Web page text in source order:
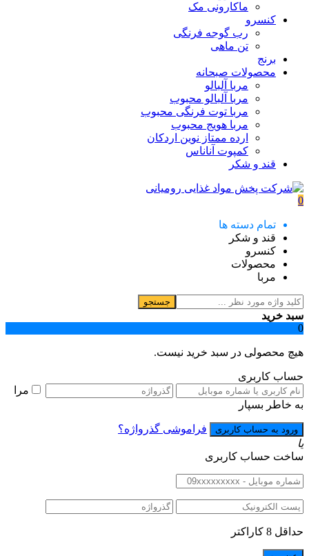
ماکارونی مک
کنسرو
رب گوجه فرنگی
تن ماهی
برنج
محصولات صبحانه
مربا آلبالو
مربا آلبالو محبوب
مربا توت فرنگی محبوب
مربا هویج محبوب
ارده ممتاز نوین اردکان
کمپوت آناناس
قند و شکر
0
تمام دسته ها
قند و شکر
کنسرو
محصولات
مربا
جستجو
سبد خرید
0
هیچ محصولی در سبد خرید نیست.
حساب کاربری
مرا
به خاطر بسپار
فراموشی گذرواژه؟
یا
ساخت حساب کاربری
حداقل 8 کاراکتر